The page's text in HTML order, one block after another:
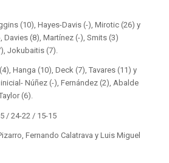
(10), Hayes-Davis (-), Mirotic (26) y
Davies (8), Martínez (-), Smits (3)
Jokubaitis (7).
Hanga (10), Deck (7), Tavares (11) y
Núñez (-), Fernández (2), Abalde
(6).
/ 24-22 / 15-15
Fernando Calatrava y Luis Miguel